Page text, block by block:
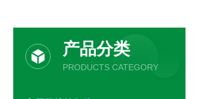
产品分类
PRODUCTS CATEGORY